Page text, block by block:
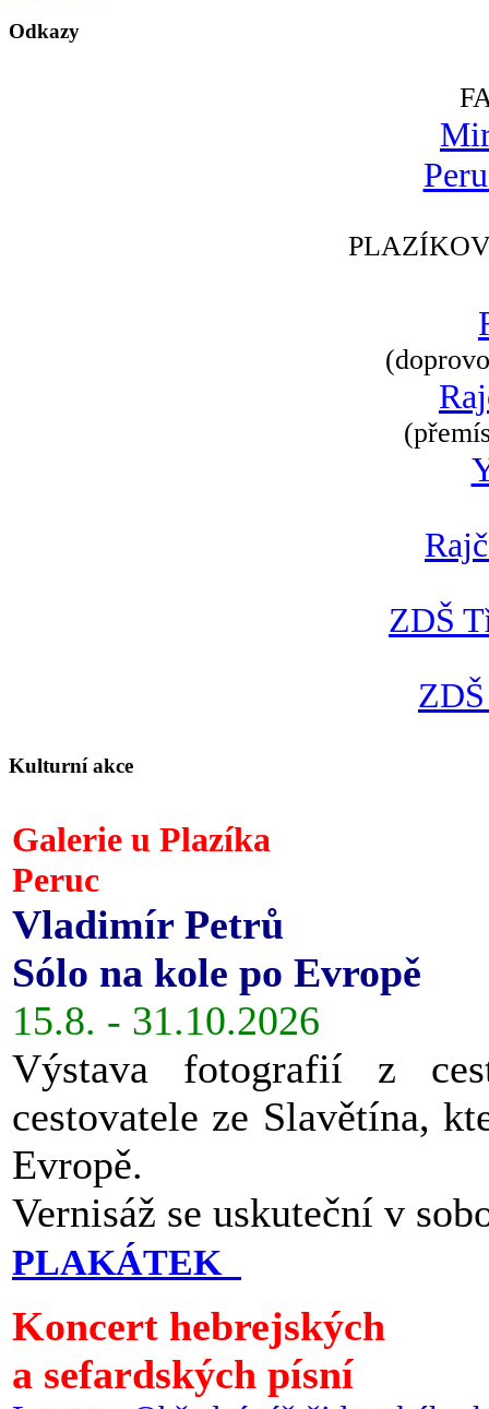
Odkazy
ZDŠ
Kulturní akce
Galerie u Plazíka
Peruc
Vladimír Petrů
Sólo na kole po Evropě
15.8. - 31.10.2026
Výstava fotografií z
cestovatele ze Slavětína,
Evropě.
Vernisáž se uskuteční v
PLAKÁTEK
Koncert hebrejských
a sefardských písní